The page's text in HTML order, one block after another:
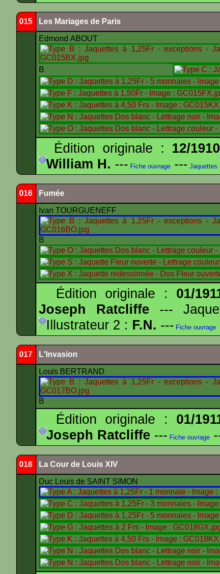
015 Les Mariages de Paris
Edmond ABOUT
B
Édition originale : 12/1910
William H. --- Fiche ouvrage --- Jaquettes
016 Fumée
Ivan TOURGUENEFF
B
Édition originale : 01/
Joseph Ratcliffe ---
Illustrateur 2 : F.N. --- Fiche ouvrage
017 L'Invasion
Louis BERTRAND
B
Édition originale : 01/
Joseph Ratcliffe --- Fiche ouvrage
018 La Cour de Louis XIV
Duc Louis de SAINT SIMON